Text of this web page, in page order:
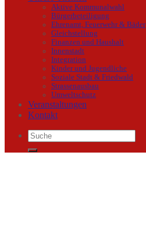
Aktive Kommunalwahl
Bürgerbeteiligung
Ehrenamt, Feuerwehr & Bäder
Gleichstellung
Finanzen und Haushalt
Innenstadt
Integration
Kinder und Jugendliche
Soziale Stadt & Friedwald
Strassenausbau
Umweltschutz
Veranstaltungen
Kontakt